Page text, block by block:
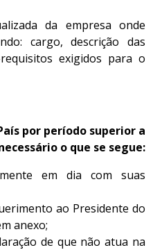
da empresa onde
cargo, descrição das
exigidos para o
por período superior a
o que se segue:
em dia com suas
ao Presidente do
anexo;
de que não atua na